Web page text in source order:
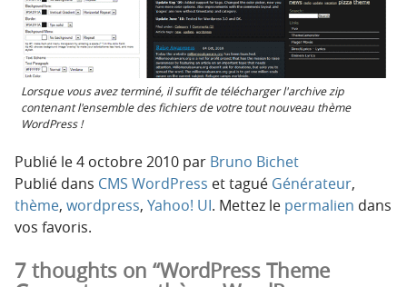
Lorsque vous avez terminé, il suffit de télécharger l'archive zip
contenant l'ensemble des fichiers de votre tout nouveau thème
WordPress !
Publié le4 octobre 2010 par Bruno Bichet
Publié dans CMS WordPress et tagué Générateur,
thème, wordpress, Yahoo! UI. Mettez le permalien dans
vos favoris.
7 thoughts on “WordPress Theme